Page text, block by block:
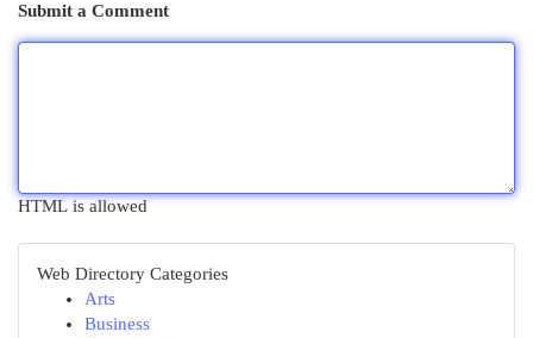
Submit a Comment
HTML is allowed
Web Directory Categories
Arts
Business